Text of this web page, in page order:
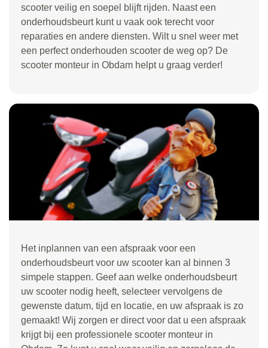
scooter veilig en soepel blijft rijden. Naast een
onderhoudsbeurt kunt u vaak ook terecht voor
reparaties en andere diensten. Wilt u snel weer met
een perfect onderhouden scooter de weg op? De
scooter monteur in Obdam helpt u graag verder!
Het inplannen van een afspraak voor een
onderhoudsbeurt voor uw scooter kan al binnen 3
simpele stappen. Geef aan welke onderhoudsbeurt
uw scooter nodig heeft, selecteer vervolgens de
gewenste datum, tijd en locatie, en uw afspraak is zo
gemaakt! Wij zorgen er direct voor dat u een afspraak
krijgt bij een professionele scooter monteur in